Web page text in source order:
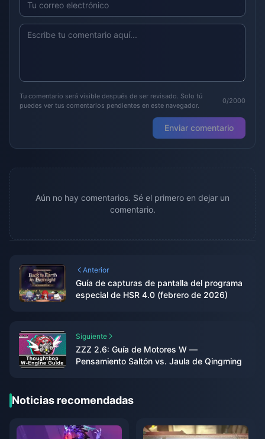
Tu comentario será visible después de ser revisado. Solo tú
puedes ver tus comentarios pendientes en este navegador.
0/2000
Enviar comentario
Aún no hay comentarios. Sé el primero en dejar un
comentario.
Anterior
Guía de capturas de pantalla del programa
especial de HSR 4.0 (febrero de 2026)
Siguiente
ZZZ 2.6: Guía de Motores W —
Pensamiento Saltón vs. Jaula de Qingming
Noticias recomendadas